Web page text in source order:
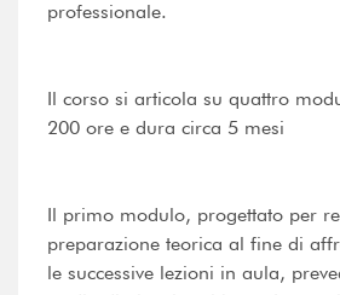
professionale.
Il corso si articola su quattro
200 ore e dura circa 5 mesi
Il primo modulo, progettato per
preparazione teorica al fine di
le successive lezioni in aula,